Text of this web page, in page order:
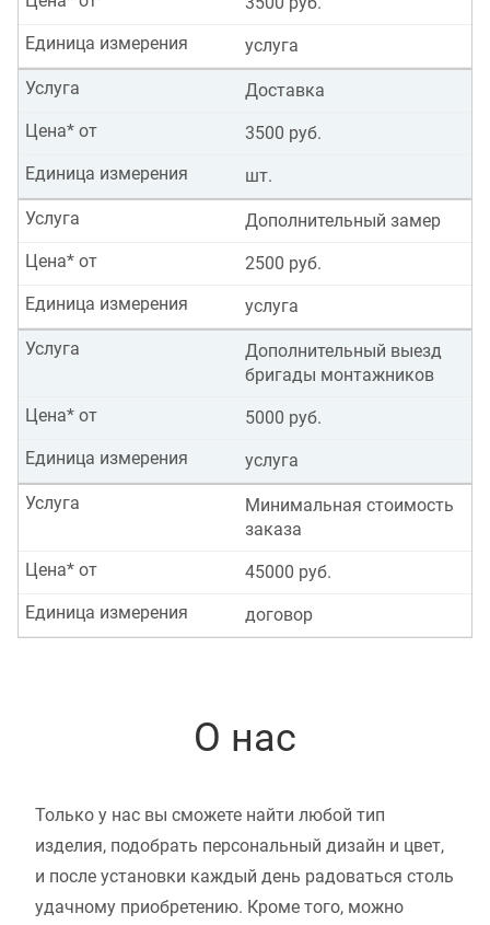
услуга
Единица измерения
Доставка
Услуга
3500 руб.
Цена* от
шт.
Единица измерения
Дополнительный замер
Услуга
2500 руб.
Цена* от
услуга
Единица измерения
Дополнительный выезд
бригады монтажников
Услуга
5000 руб.
Цена* от
услуга
Единица измерения
Минимальная стоимость
заказа
Услуга
45000 руб.
Цена* от
договор
Единица измерения
О нас
Только у нас вы сможете найти любой тип
изделия, подобрать персональный дизайн и цвет,
и после установки каждый день радоваться столь
удачному приобретению. Кроме того, можно